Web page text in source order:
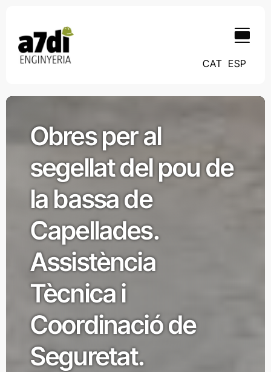
content
CAT ESP
Obres per al
segellat del pou de
la bassa de
Capellades.
Assistència
Tècnica i
Coordinació de
Seguretat.